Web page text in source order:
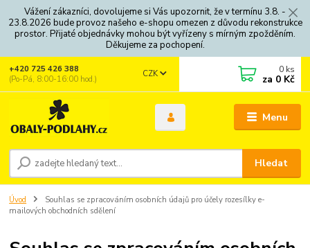
Vážení zákazníci, dovolujeme si Vás upozornit, že v termínu 3.8. -
23.8.2026 bude provoz našeho e-shopu omezen z důvodu rekonstrukce
prostor. Přijaté objednávky mohou být vyřízeny s mírným zpožděním.
Děkujeme za pochopení.
Menu
CZK
Hledat
+420 725 426 388
(Po-Pá, 8:00-16:00 hod.)
0 ks
za 0 Kč
Úvod
Souhlas se zpracováním osobních údajů pro účely rozesílky e-
mailových obchodních sdělení